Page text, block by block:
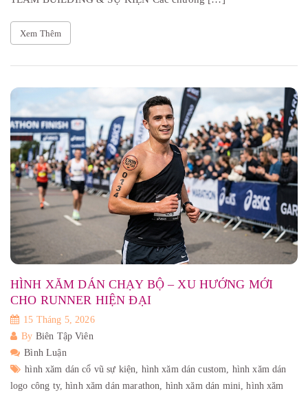
Xem Thêm
HÌNH XĂM DÁN CHẠY BỘ – XU HƯỚNG MỚI
CHO RUNNER HIỆN ĐẠI
15 Tháng 5, 2026
By Biên Tập Viên
Bình Luận
hình xăm dán cổ vũ sự kiện, hình xăm dán custom, hình xăm dán
logo công ty,hình xăm dán marathon, hình xăm dán mini,hình xăm